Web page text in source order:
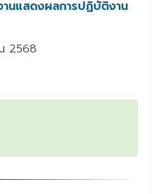
านแสดงผลการปฏิบัติงาน
2568